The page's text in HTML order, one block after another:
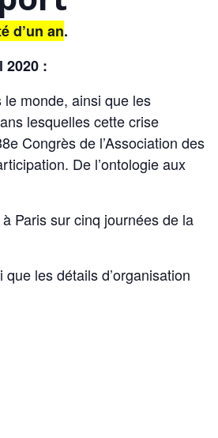
d’un an.
2020 :
monde, ainsi que les
lesquelles cette crise
Congrès de l’Association des
De l’ontologie aux
Paris sur cinq journées de la
les détails d’organisation